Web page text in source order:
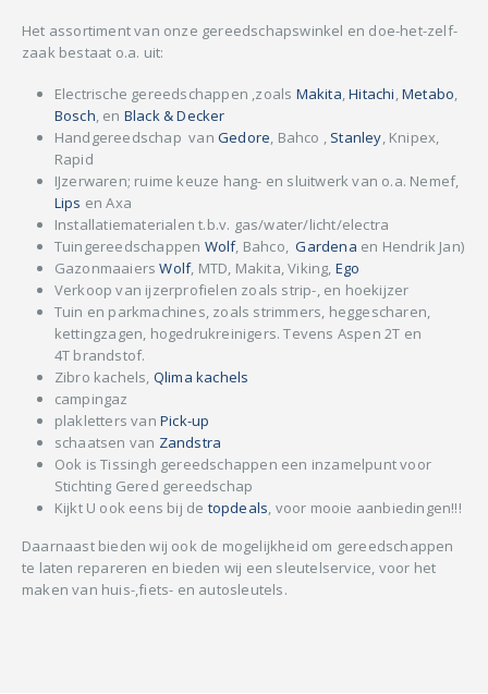
Het assortiment van onze gereedschapswinkel en doe-het-zelf-
zaak bestaat o.a. uit:
Electrische gereedschappen ,zoals Makita,Hitachi,Metabo,
Bosch, en Black & Decker
Handgereedschap van Gedore, Bahco , Stanley, Knipex,
Rapid
IJzerwaren; ruime keuze hang- en sluitwerk van o.a. Nemef,
Lips en Axa
Installatiematerialen t.b.v. gas/water/licht/electra
Tuingereedschappen Wolf, Bahco,Gardena en Hendrik Jan)
GazonmaaiersWolf, MTD, Makita, Viking, Ego
Verkoop van ijzerprofielen zoals strip-, en hoekijzer
Tuin en parkmachines, zoals strimmers, heggescharen,
kettingzagen, hogedrukreinigers. Tevens Aspen 2T en
4T brandstof.
Zibro kachels, Qlima kachels
campingaz
plakletters van Pick-up
schaatsen van Zandstra
Ook is Tissingh gereedschappen een inzamelpunt voor
Stichting Gered gereedschap
Kijkt U ook eens bij de topdeals, voor mooie aanbiedingen!!!
Daarnaast bieden wij ook de mogelijkheid om gereedschappen
te laten repareren en bieden wij een sleutelservice, voor het
maken van huis-,fiets- en autosleutels.